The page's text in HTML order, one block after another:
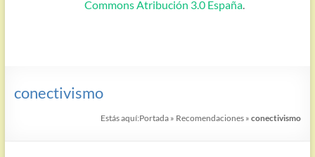
Commons Atribución 3.0 España.
conectivismo
Estás aquí:Portada » Recomendaciones »conectivismo